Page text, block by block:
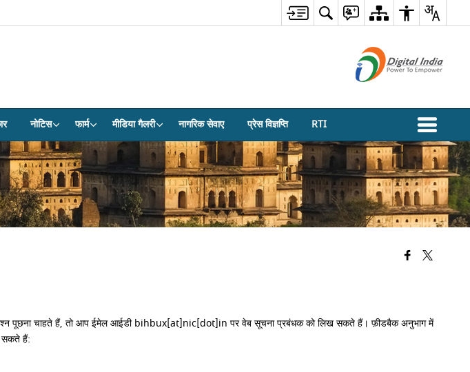
नोटिस फार्म मीडिया गैलरी नागरिक सेवाए प्रेस विज्ञप्ति RTI
प्रश्न पूछना चाहते हैं, तो आप ईमेल आईडी bihbux[at]nic[dot]in पर वेब सूचना प्रबंधक को लिख सकते हैं। फ़ीडबैक अनुभाग में
सकते हैं: